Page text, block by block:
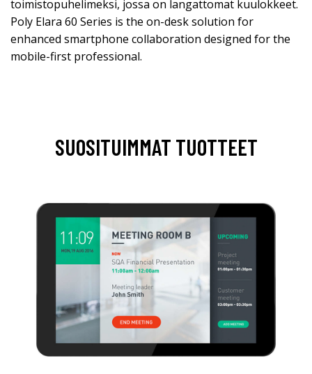
toimistopuhelimeksi, jossa on langattomat kuulokkeet.
Poly Elara 60 Series is the on-desk solution for
enhanced smartphone collaboration designed for the
mobile-first professional.
SUOSITUIMMAT TUOTTEET